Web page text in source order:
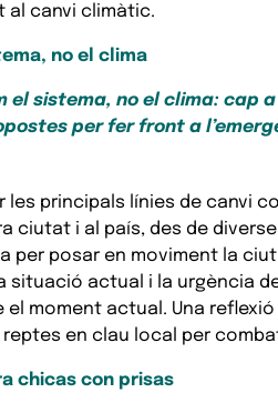
al canvi climàtic.
no el clima
el sistema, no el clima: cap
per fer front a
les principals línies de canvi
ciutat i al país, des de
per posar en moviment la
situació actual i la urgència
moment actual. Una
reptes en clau local per
chicas con prisas